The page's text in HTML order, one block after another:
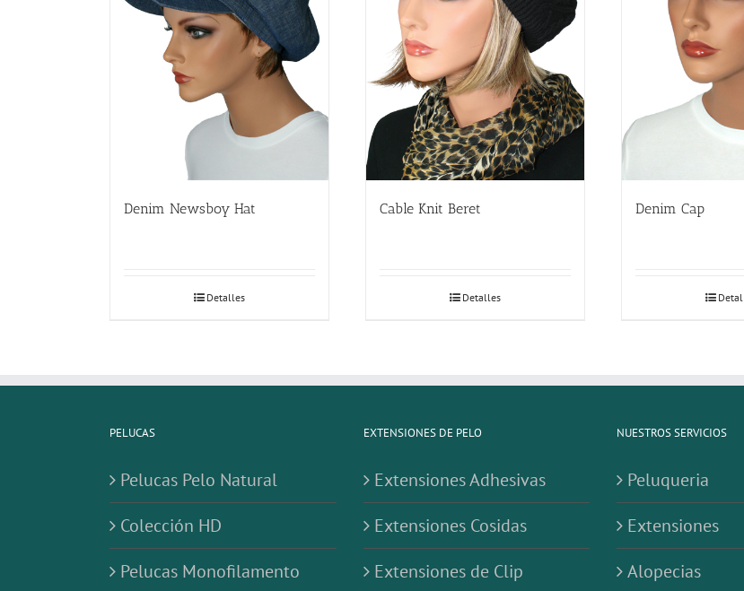
Denim Newsboy Hat
Detalles
Cable Knit Beret
Detalles
Denim Cap
PELUCAS
Pelucas Pelo Natural
Colección HD
Pelucas Monofilamento
EXTENSIONES DE PELO
Extensiones Adhesivas
Extensiones Cosidas
Extensiones de Clip
NUESTROS SERVICIOS
Peluqueria
Extensiones
Alopecias